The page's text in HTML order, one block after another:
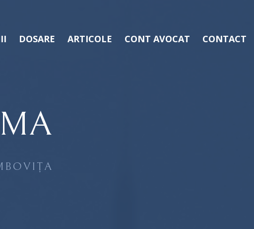
DOSARE ARTICOLE CONT AVOCAT CONTACT